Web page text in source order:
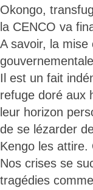
Okongo,
la CENCO va
A savoir, la mise
Il est un fait
refuge doré aux
leur horizon
de se lézarder
Kengo les attire.
Nos crises se
tragédies